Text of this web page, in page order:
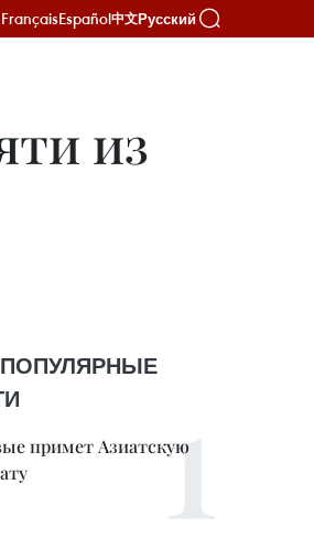
FrançaisEspañol中文Русский
из
примет Азиатскую